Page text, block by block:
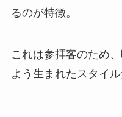
るのが特徴。
これは参拝客のため
よう生まれたスタイル